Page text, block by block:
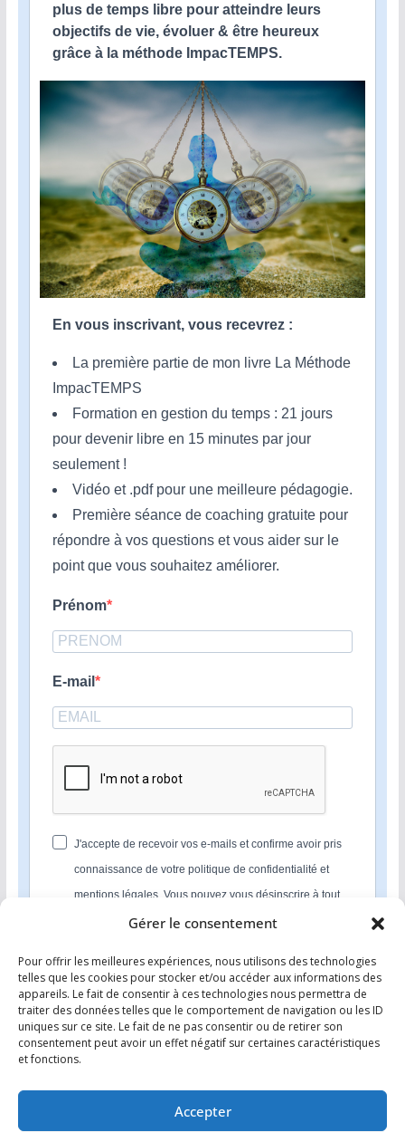
Gérer le consentement
Pour offrir les meilleures expériences, nous utilisons des technologies
telles que les cookies pour stocker et/ou accéder aux informations des
appareils. Le fait de consentir à ces technologies nous permettra de
traiter des données telles que le comportement de navigation ou les ID
uniques sur ce site. Le fait de ne pas consentir ou de retirer son
consentement peut avoir un effet négatif sur certaines caractéristiques
et fonctions.
Accepter
plus de temps libre pour atteindre leurs
objectifs de vie, évoluer & être heureux
grâce à la méthode ImpacTEMPS.
En vous inscrivant, vous recevrez :
La première partie de mon livre La Méthode
ImpacTEMPS
Formation en gestion du temps : 21 jours
pour devenir libre en 15 minutes par jour
seulement !
Vidéo et .pdf pour une meilleure pédagogie.
Première séance de coaching gratuite pour
répondre à vos questions et vous aider sur le
point que vous souhaitez améliorer.
Prénom
E-mail
J'accepte de recevoir vos e-mails et confirme avoir pris
connaissance de votre politique de confidentialité et
mentions légales. Vous pouvez vous désinscrire à tout
moment en cliquant sur le lien présent dans nos emails.
S'INSCRIRE
Nous utilisons Sendinblue en tant que plateforme
marketing. En soumettant ce formulaire, vous
reconnaissez que les informations que vous allez fournir
seront transmises à Sendinblue en sa qualité de